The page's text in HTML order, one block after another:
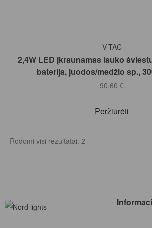
Į KREPŠELĮ
V-TAC
2,4W LED įkraunamas lauko
baterija, juodos/medžio sp.,
90.60 €
Peržiūrėti
Rodomi visi rezultatai: 2